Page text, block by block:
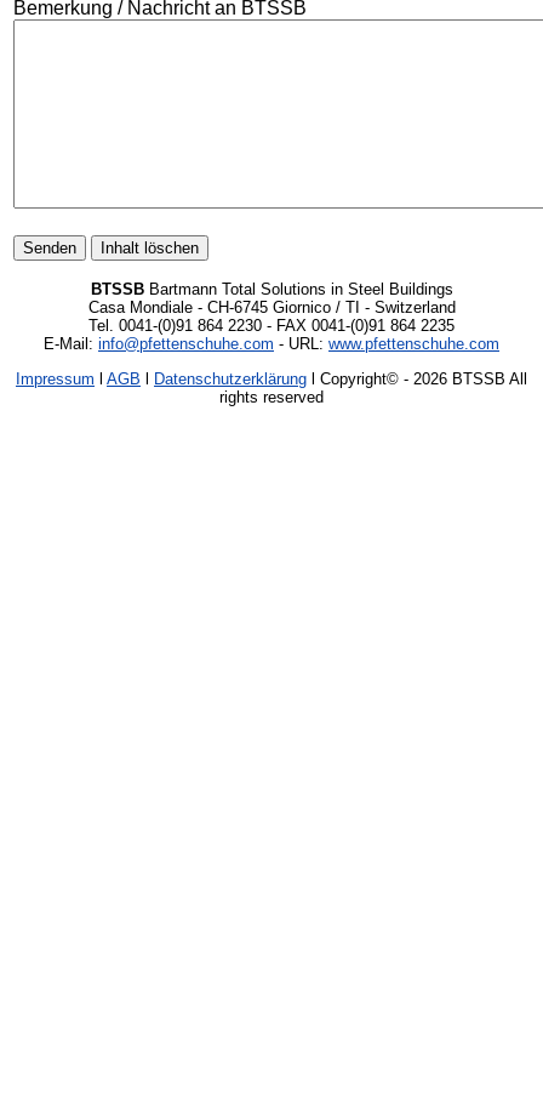
Bemerkung / Nachricht an BTSSB
BTSSBBartmann Total Solutions in Steel Buildings
Casa Mondiale - CH-6745 Giornico / TI - Switzerland
Tel. 0041-(0)91 864 2230 - FAX 0041-(0)91 864 2235
E-Mail: info@pfettenschuhe.com - URL: www.pfettenschuhe.com
Impressum l AGB l Datenschutzerklärung l Copyright© - 2026 BTSSB All
rights reserved